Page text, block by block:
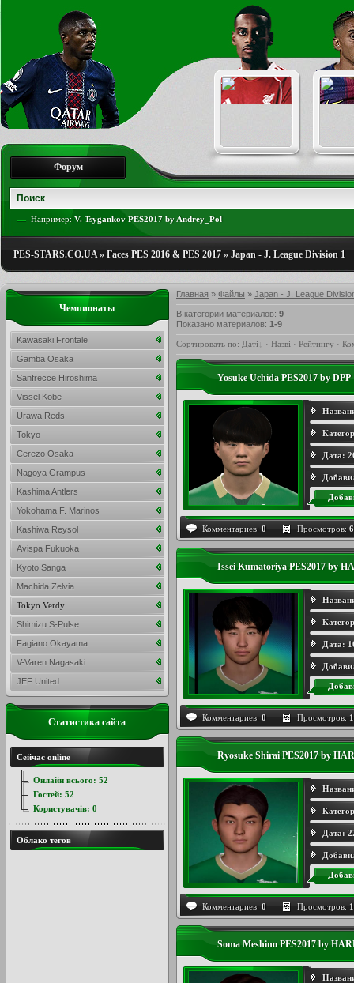
Форум
Например: V. Tsygankov PES2017 by Andrey_Pol
PES-STARS.CO.UA» Faces PES 2016 & PES 2017 » Japan - J. League Division 1
Главная » Файлы » Japan - J. League
В категории материалов: 9
Показано материалов: 1-9
Сортировать по: Даті · Назві · Рейтингу ·
Yosuke Uchida PES2017 by DPP
Дата:
Комментариев: 0 Просмотров:
Issei Kumatoriya PES2017 by
Дата:
Комментариев: 0 Просмотров:
Ryosuke Shirai PES2017 by
Дата:
Комментариев: 0 Просмотров:
Soma Meshino PES2017 by
Чемпионаты
Kawasaki Frontale
Gamba Osaka
Sanfrecce Hiroshima
Vissel Kobe
Urawa Reds
Tokyo
Cerezo Osaka
Nagoya Grampus
Kashima Antlers
Yokohama F. Marinos
Kashiwa Reysol
Avispa Fukuoka
Kyoto Sanga
Machida Zelvia
Tokyo Verdy
Shimizu S-Pulse
Fagiano Okayama
V-Varen Nagasaki
JEF United
Статистика сайта
Сейчас online
Онлайн всього: 52
Гостей: 52
Користувачів: 0
Облако тегов